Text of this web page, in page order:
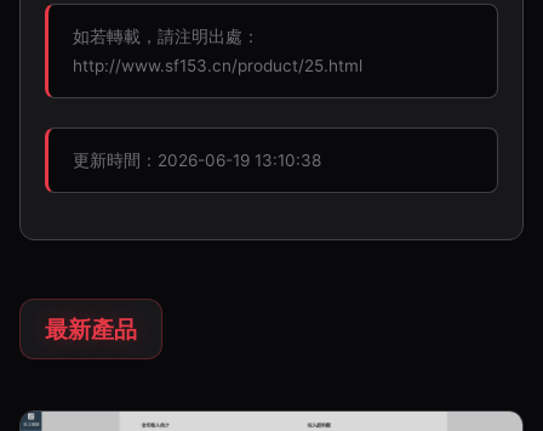
如若轉載，請注明出處：
http://www.sf153.cn/product/25.html
更新時間：2026-06-19 13:10:38
最新產品